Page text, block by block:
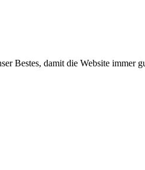
Bestes, damit die Website immer